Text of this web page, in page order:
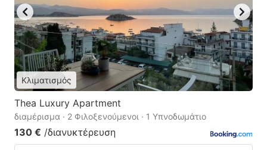
Κλιματισμός
Thea Luxury Apartment
διαμέρισμα · 2 Φιλοξενούμενοι · 1 Υπνοδωμάτιο
130 € /διανυκτέρευση